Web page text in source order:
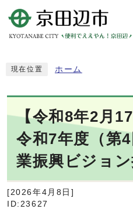
現在位置 ホーム
【令和8年2月
令和7年度（第
業振興ビジョ
[2026年4月8日]
ID:23627